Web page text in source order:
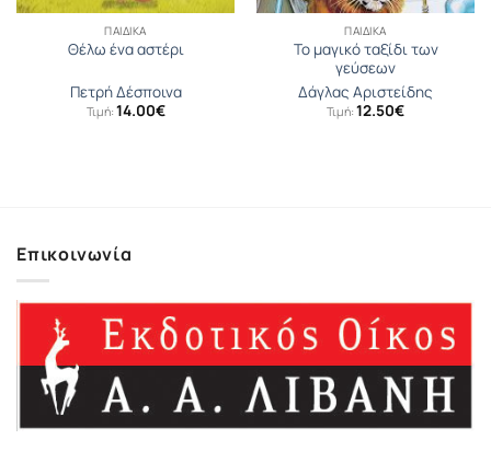
ΠΑΙΔΙΚΆ
Θέλω ένα αστέρι
Πετρή Δέσποινα
Τιμή: 14.00€
ΠΑΙΔΙΚΆ
Το μαγικό ταξίδι των
γεύσεων
Δάγλας Αριστείδης
Τιμή: 12.50€
Επικοινωνία